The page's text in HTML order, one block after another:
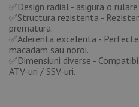
✅Design radial - asigura o
✅Structura rezistenta -
prematura.
✅Aderenta excelenta -
macadam sau noroi.
✅Dimensiuni diverse -
ATV-uri / SSV-uri.